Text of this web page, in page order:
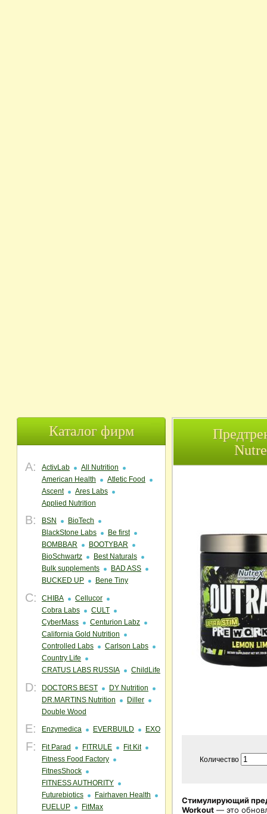
Каталог фирм
A: ActivLab
All Nutrition
American Health
Atletic Food
Ascent
Ares Labs
Applied Nutrition
B: BSN
BioTech
BlackStone Labs
Be first
BOMBBAR
BOOTYBAR
BioSchwartz
Best Naturals
Bulk supplements
BAD ASS
BUCKED UP
Bene Tiny
C: CHIBA
Cellucor
Cobra Labs
CULT
CyberMass
Centurion Labz
California Gold Nutrition
Controlled Labs
Carlson Labs
Country Life
CRATUS LABS RUSSIA
ChildLife
D: DOCTORS BEST
DY Nutrition
DR.MARTINS Nutrition
Diller
Double Wood
E: Enzymedica EVERBUILD EXO
F: Fit Parad FITRULE
Fit Kit
Fitness Food Factory
FitnesShock
FITNESS AUTHORITY
Futurebiotics
Fairhaven Health
FUELUP
FitMax
Количество
Стимулирующий
Workout — это